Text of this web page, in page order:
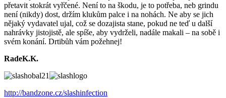
přetavit stokrát vyřčené. Není to na škodu, je to potřeba, neb grindu
není (nikdy) dost, držím klukům palce i na nohách. Ne aby se jich
nějaký vydavatel ujal, což se dozajista stane, pokud ne teď u další
nahrávky jistojistě, ale spíše, aby vydrželi, nadále makali – na sobě i
svém konání. Drtibůh vám požehnej!
RadeK.K.
http://bandzone.cz/slashinfection